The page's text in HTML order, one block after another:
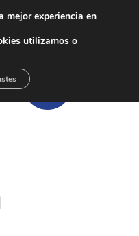
mejor experiencia en
utilizamos o